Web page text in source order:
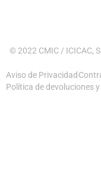
© 2022 CMIC / ICICAC,
Aviso de Privacidad
Política de devoluciones